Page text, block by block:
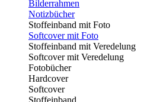
Bilderrahmen
Notizbücher
Stoffeinband mit Foto
Softcover mit Foto
Stoffeinband mit Veredelung
Softcover mit Veredelung
Fotobücher
Hardcover
Softcover
Stoffeinband